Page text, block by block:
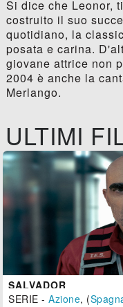
Si dice che Leonor,
costruito il suo
quotidiano, la
posata e carina.
giovane attrice non
2004 è anche la
Merlango.
ULTIMI
SALVADOR
SERIE -Azione, (